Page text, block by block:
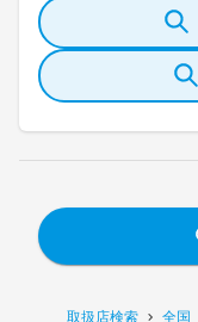
取扱店検索 全国